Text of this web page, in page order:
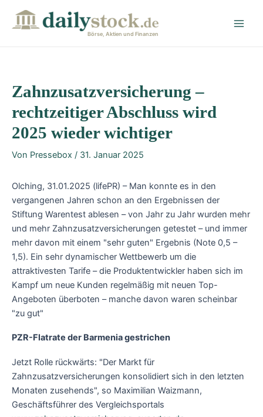
Börse, Aktien und Finanzen
Zahnzusatzversicherung –
rechtzeitiger Abschluss wird
2025 wieder wichtiger
Von Pressebox / 31. Januar 2025
Olching, 31.01.2025 (lifePR) – Man konnte es in den
vergangenen Jahren schon an den Ergebnissen der
Stiftung Warentest ablesen – von Jahr zu Jahr wurden mehr
und mehr Zahnzusatzversicherungen getestet – und immer
mehr davon mit einem "sehr guten" Ergebnis (Note 0,5 –
1,5). Ein sehr dynamischer Wettbewerb um die
attraktivesten Tarife – die Produktentwickler haben sich im
Kampf um neue Kunden regelmäßig mit neuen Top-
Angeboten überboten – manche davon waren scheinbar
"zu gut"
PZR-Flatrate der Barmenia gestrichen
Jetzt Rolle rückwärts: "Der Markt für
Zahnzusatzversicherungen konsolidiert sich in den letzten
Monaten zusehends", so Maximilian Waizmann,
Geschäftsführer des Vergleichsportals